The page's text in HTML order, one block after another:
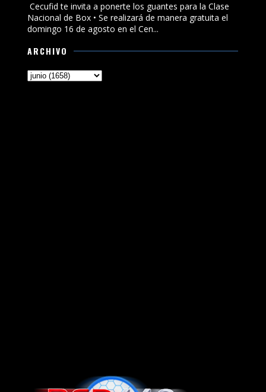
Cecufid te invita a ponerte los guantes para la Clase
Nacional de Box • Se realizará de manera gratuita el
domingo 16 de agosto en el Cen...
ARCHIVO